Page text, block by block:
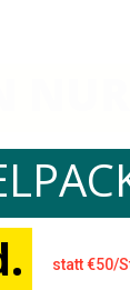
statt €50/